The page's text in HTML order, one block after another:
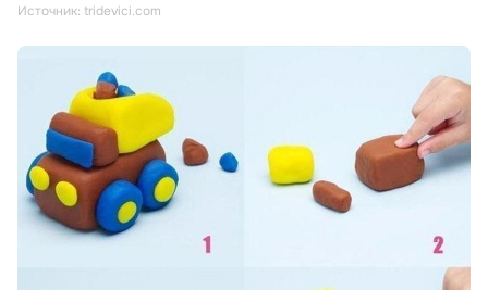
Источник: tridevici.com